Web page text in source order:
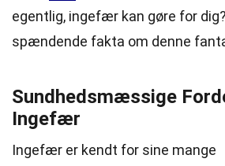
egentlig, ingefær kan gøre for
spændende fakta om denne
Sundhedsmæssige
Ingefær
Ingefær er kendt for sine mange